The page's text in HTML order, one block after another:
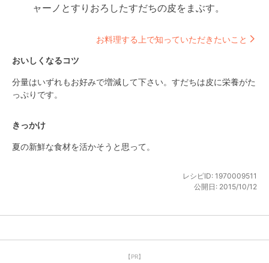
ャーノとすりおろしたすだちの皮をまぶす。
お料理する上で知っていただきたいこと
おいしくなるコツ
分量はいずれもお好みで増減して下さい。すだちは皮に栄養がた
っぷりです。
きっかけ
夏の新鮮な食材を活かそうと思って。
レシピID: 1970009511
公開日: 2015/10/12
【PR】